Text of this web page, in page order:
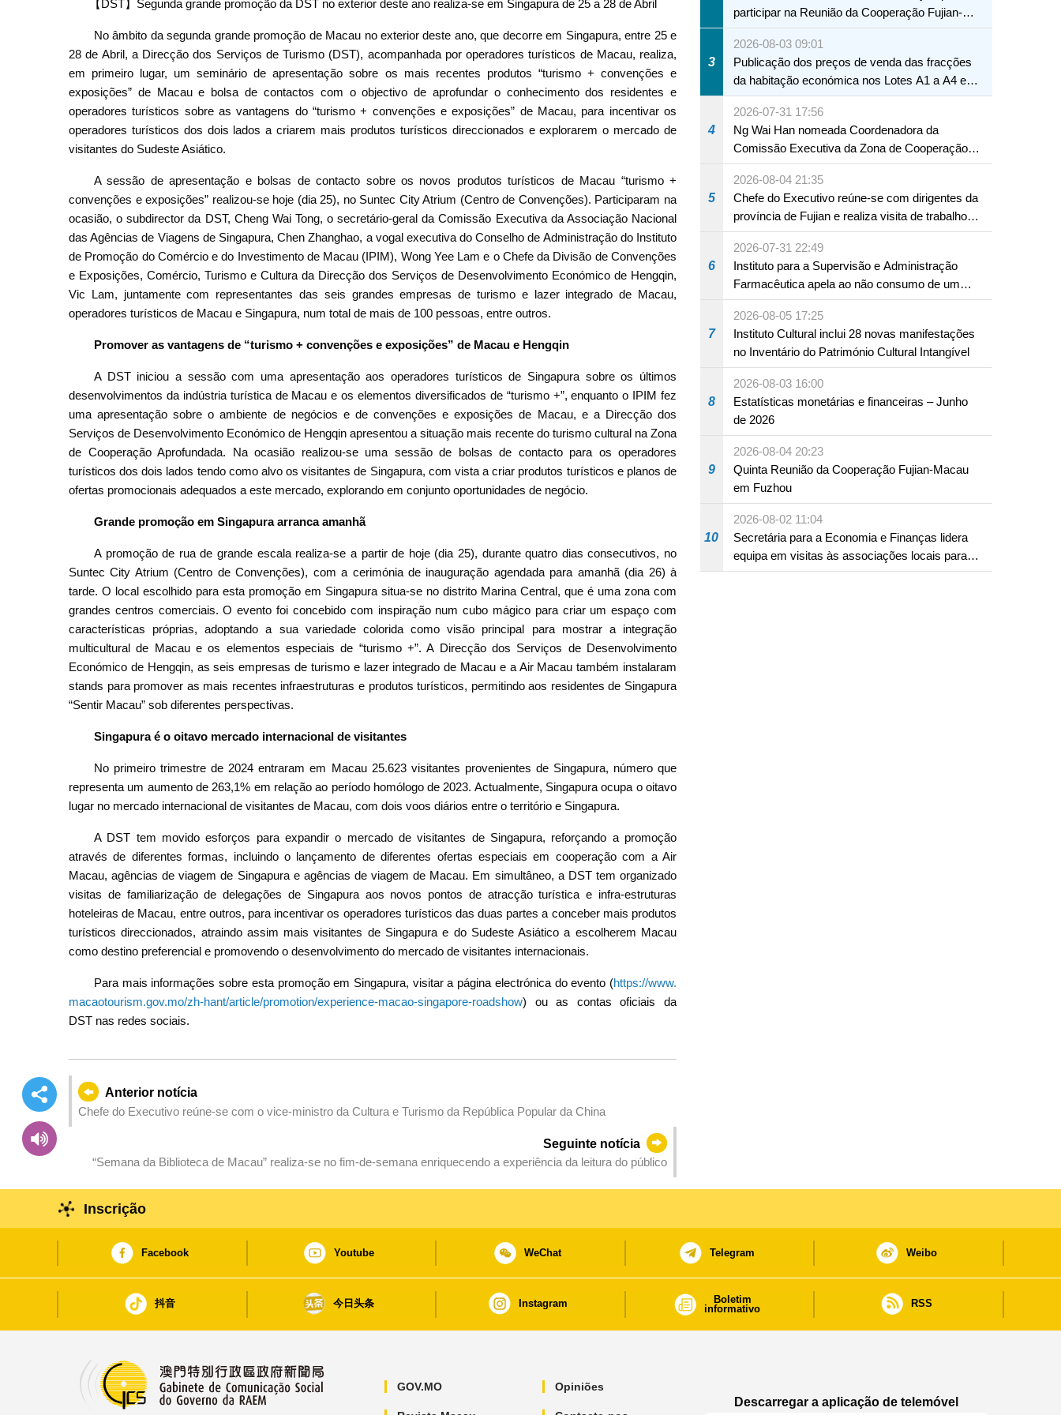
【DST】Segunda grande promoção da DST no exterior deste ano realiza-se em Singapura de 25 a 28 de Abril
No âmbito da segunda grande promoção de Macau no exterior deste ano, que decorre em Singapura, entre 25 e
28 de Abril, a Direcção dos Serviços de Turismo (DST), acompanhada por operadores turísticos de Macau, realiza,
em primeiro lugar, um seminário de apresentação sobre os mais recentes produtos “turismo + convenções e
exposições” de Macau e bolsa de contactos com o objectivo de aprofundar o conhecimento dos residentes e
operadores turísticos sobre as vantagens do “turismo + convenções e exposições” de Macau, para incentivar os
operadores turísticos dos dois lados a criarem mais produtos turísticos direccionados e explorarem o mercado de
visitantes do Sudeste Asiático.
A sessão de apresentação e bolsas de contacto sobre os novos produtos turísticos de Macau “turismo +
convenções e exposições” realizou-se hoje (dia 25), no Suntec City Atrium (Centro de Convenções). Participaram na
ocasião, o subdirector da DST, Cheng Wai Tong, o secretário-geral da Comissão Executiva da Associação Nacional
das Agências de Viagens de Singapura, Chen Zhanghao, a vogal executiva do Conselho de Administração do Instituto
de Promoção do Comércio e do Investimento de Macau (IPIM), Wong Yee Lam e o Chefe da Divisão de Convenções
e Exposições, Comércio, Turismo e Cultura da Direcção dos Serviços de Desenvolvimento Económico de Hengqin,
Vic Lam, juntamente com representantes das seis grandes empresas de turismo e lazer integrado de Macau,
operadores turísticos de Macau e Singapura, num total de mais de 100 pessoas, entre outros.
Promover as vantagens de “turismo + convenções e exposições” de Macau e Hengqin
A DST iniciou a sessão com uma apresentação aos operadores turísticos de Singapura sobre os últimos
desenvolvimentos da indústria turística de Macau e os elementos diversificados de “turismo +”, enquanto o IPIM fez
uma apresentação sobre o ambiente de negócios e de convenções e exposições de Macau, e a Direcção dos
Serviços de Desenvolvimento Económico de Hengqin apresentou a situação mais recente do turismo cultural na Zona
de Cooperação Aprofundada. Na ocasião realizou-se uma sessão de bolsas de contacto para os operadores
turísticos dos dois lados tendo como alvo os visitantes de Singapura, com vista a criar produtos turísticos e planos de
ofertas promocionais adequados a este mercado, explorando em conjunto oportunidades de negócio.
Grande promoção em Singapura arranca amanhã
A promoção de rua de grande escala realiza-se a partir de hoje (dia 25), durante quatro dias consecutivos, no
Suntec City Atrium (Centro de Convenções), com a cerimónia de inauguração agendada para amanhã (dia 26) à
tarde. O local escolhido para esta promoção em Singapura situa-se no distrito Marina Central, que é uma zona com
grandes centros comerciais. O evento foi concebido com inspiração num cubo mágico para criar um espaço com
características próprias, adoptando a sua variedade colorida como visão principal para mostrar a integração
multicultural de Macau e os elementos especiais de “turismo +”. A Direcção dos Serviços de Desenvolvimento
Económico de Hengqin, as seis empresas de turismo e lazer integrado de Macau e a Air Macau também instalaram
stands para promover as mais recentes infraestruturas e produtos turísticos, permitindo aos residentes de Singapura
“Sentir Macau” sob diferentes perspectivas.
Singapura é o oitavo mercado internacional de visitantes
No primeiro trimestre de 2024 entraram em Macau 25.623 visitantes provenientes de Singapura, número que
representa um aumento de 263,1% em relação ao período homólogo de 2023. Actualmente, Singapura ocupa o oitavo
lugar no mercado internacional de visitantes de Macau, com dois voos diários entre o território e Singapura.
A DST tem movido esforços para expandir o mercado de visitantes de Singapura, reforçando a promoção
através de diferentes formas, incluindo o lançamento de diferentes ofertas especiais em cooperação com a Air
Macau, agências de viagem de Singapura e agências de viagem de Macau. Em simultâneo, a DST tem organizado
visitas de familiarização de delegações de Singapura aos novos pontos de atracção turística e infra-estruturas
hoteleiras de Macau, entre outros, para incentivar os operadores turísticos das duas partes a conceber mais produtos
turísticos direccionados, atraindo assim mais visitantes de Singapura e do Sudeste Asiático a escolherem Macau
como destino preferencial e promovendo o desenvolvimento do mercado de visitantes internacionais.
Para mais informações sobre esta promoção em Singapura, visitar a página electrónica do evento (https://www.
macaotourism.gov.mo/zh-hant/article/promotion/experience-macao-singapore-roadshow) ou as contas oficiais da
DST nas redes sociais.
Anterior notícia
Chefe do Executivo reúne-se com o vice-ministro da Cultura e Turismo da República Popular da China
Seguinte notícia
“Semana da Biblioteca de Macau” realiza-se no fim-de-semana enriquecendo a experiência da leitura do público
participar na Reunião da Cooperação Fujian-
Macau
3
2026-08-03 09:01
Publicação dos preços de venda das fracções
da habitação económica nos Lotes A1 a A4 e
A12 da Zona A dos Novos Aterros
4
2026-07-31 17:56
Ng Wai Han nomeada Coordenadora da
Comissão Executiva da Zona de Cooperação
Aprofundada entre Guangdong e Macau em
Hengqin
5
2026-08-04 21:35
Chefe do Executivo reúne-se com dirigentes da
província de Fujian e realiza visita de trabalho
em Fuzhou
6
2026-07-31 22:49
Instituto para a Supervisão e Administração
Farmacêutica apela ao não consumo de um
produto com substâncias medicamentosas
ocidentais
7
2026-08-05 17:25
Instituto Cultural inclui 28 novas manifestações
no Inventário do Património Cultural Intangível
8
2026-08-03 16:00
Estatísticas monetárias e financeiras – Junho
de 2026
9
2026-08-04 20:23
Quinta Reunião da Cooperação Fujian-Macau
em Fuzhou
10
2026-08-02 11:04
Secretária para a Economia e Finanças lidera
equipa em visitas às associações locais para
consolidar consensos e promover os trabalhos
Inscrição
Facebook Youtube WeChat Telegram Weibo
抖音 今日头条 Instagram
Boletim
informativo
RSS
GOV.MO Opiniões
Descarregar a aplicação de telemóvel